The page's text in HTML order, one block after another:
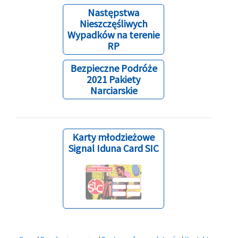
Następstwa
Nieszczęśliwych
Wypadków na terenie
RP
Bezpieczne Podróże
2021 Pakiety
Narciarskie
Karty młodzieżowe
Signal Iduna Card SIC